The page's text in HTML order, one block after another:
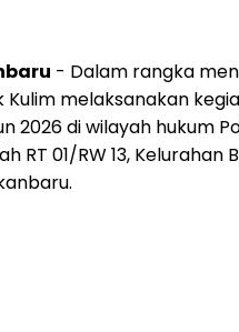
- Dalam rangka
Kulim melaksanakan
2026 di wilayah hukum
RT 01/RW 13, Kelurahan